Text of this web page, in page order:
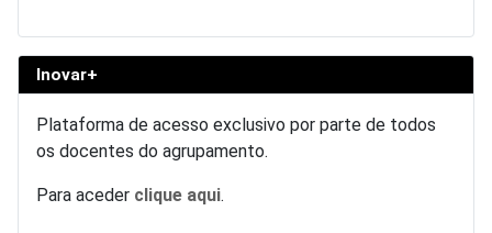
Inovar+
Plataforma de acesso exclusivo por parte de todos
os docentes do agrupamento.
Para aceder clique aqui.